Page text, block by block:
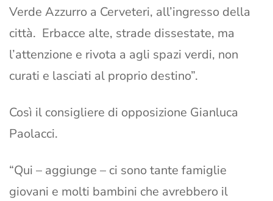
Verde Azzurro a Cerveteri, all’ingresso della
città. Erbacce alte, strade dissestate, ma
l’attenzione e rivota a agli spazi verdi, non
curati e lasciati al proprio destino”.
Così il consigliere di opposizione Gianluca
Paolacci.
“Qui – aggiunge – ci sono tante famiglie
giovani e molti bambini che avrebbero il